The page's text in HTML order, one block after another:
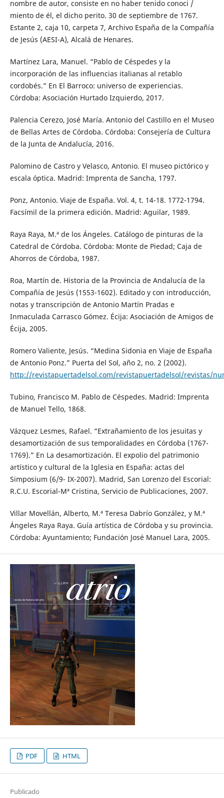
nombre de autor, consiste en no haber tenido conoci /
miento de él, el dicho perito. 30 de septiembre de 1767.
Estante 2, caja 10, carpeta 7, Archivo España de la Compañía
de Jesús (AESI-A), Alcalá de Henares.
Martínez Lara, Manuel. “Pablo de Céspedes y la
incorporación de las influencias italianas al retablo
cordobés.” En El Barroco: universo de experiencias.
Córdoba: Asociación Hurtado Izquierdo, 2017.
Palencia Cerezo, José María. Antonio del Castillo en el Museo
de Bellas Artes de Córdoba. Córdoba: Consejería de Cultura
de la Junta de Andalucía, 2016.
Palomino de Castro y Velasco, Antonio. El museo pictórico y
escala óptica. Madrid: Imprenta de Sancha, 1797.
Ponz, Antonio. Viaje de España. Vol. 4, t. 14-18. 1772-1794.
Facsímil de la primera edición. Madrid: Aguilar, 1989.
Raya Raya, M.ª de los Ángeles. Catálogo de pinturas de la
Catedral de Córdoba. Córdoba: Monte de Piedad; Caja de
Ahorros de Córdoba, 1987.
Roa, Martín de. Historia de la Provincia de Andalucía de la
Compañía de Jesús (1553-1602). Editado y con introducción,
notas y transcripción de Antonio Martín Pradas e
Inmaculada Carrasco Gómez. Écija: Asociación de Amigos de
Écija, 2005.
Romero Valiente, Jesús. “Medina Sidonia en Viaje de España
de Antonio Ponz.” Puerta del Sol, año 2, no. 2 (2002).
http://revistapuertadelsol.com/revistapuertadelsol/revistas/
Tubino, Francisco M. Pablo de Céspedes. Madrid: Imprenta
de Manuel Tello, 1868.
Vázquez Lesmes, Rafael. “Extrañamiento de los jesuitas y
desamortización de sus temporalidades en Córdoba (1767-
1769).” En La desamortización. El expolio del patrimonio
artístico y cultural de la Iglesia en España: actas del
Simposium (6/9- IX-2007). Madrid, San Lorenzo del Escorial:
R.C.U. Escorial-Mª Cristina, Servicio de Publicaciones, 2007.
Villar Movellán, Alberto, M.ª Teresa Dabrío González, y M.ª
Ángeles Raya Raya. Guía artística de Córdoba y su provincia.
Córdoba: Ayuntamiento; Fundación José Manuel Lara, 2005.
PDF HTML
Publicado